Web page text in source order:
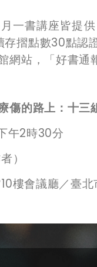
一書講座皆提
存摺點數30點認
站，「好書通
傷的路上：十
午2時30分
）
10樓會議廳／臺